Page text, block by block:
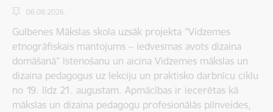
06.08.2026.
Gulbenes Mākslas skola uzsāk projekta “Vidzemes
etnogrāfiskais mantojums – iedvesmas avots dizaina
domāšanā” īstenošanu un aicina Vidzemes mākslas un
dizaina pedagogus uz lekciju un praktisko darbnīcu ciklu
no 19. līdz 21. augustam. Apmācības ir iecerētas kā
mākslas un dizaina pedagogu profesionālās pilnveides,